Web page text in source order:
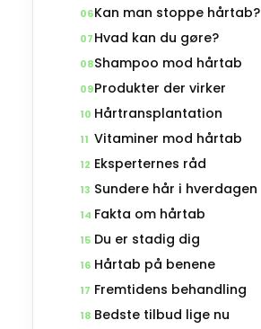
06Kan man stoppe hårtab?
07 Hvad kan du gøre?
08Shampoo mod hårtab
09Produkter der virker
10 Hårtransplantation
11 Vitaminer mod hårtab
12 Eksperternes råd
13 Sundere hår i hverdagen
14 Fakta om hårtab
15 Du er stadig dig
16 Hårtab på benene
17 Fremtidens behandling
18 Bedste tilbud lige nu